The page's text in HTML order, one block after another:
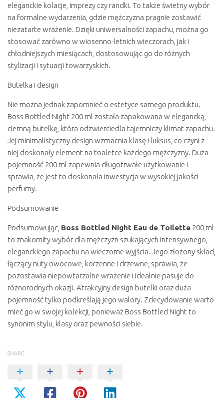
eleganckie kolacje, imprezy czy randki. To także świetny wybór
na formalne wydarzenia, gdzie mężczyzna pragnie zostawić
niezatarte wrażenie. Dzięki uniwersalności zapachu, można go
stosować zarówno w wiosenno-letnich wieczorach, jak i
chłodniejszych miesiącach, dostosowując go do różnych
stylizacji i sytuacji towarzyskich.
Butelka i design
Nie można jednak zapomnieć o estetyce samego produktu.
Boss Bottled Night 200 ml została zapakowana w elegancką,
ciemną butelkę, która odzwierciedla tajemniczy klimat zapachu.
Jej minimalistyczny design wzmacnia klasę i luksus, co czyni z
niej doskonały element na toaletce każdego mężczyzny. Duża
pojemność 200 ml zapewnia długotrwałe użytkowanie i
sprawia, że jest to doskonała inwestycja w wysokiej jakości
perfumy.
Podsumowanie
Podsumowując, Boss Bottled Night Eau de Toilette 200 ml
to znakomity wybór dla mężczyzn szukających intensywnego,
eleganckiego zapachu na wieczorne wyjścia. Jego złożony skład,
łączący nuty owocowe, korzenne i drzewne, sprawia, że
pozostawia niepowtarzalne wrażenie i idealnie pasuje do
różnorodnych okazji. Atrakcyjny design butelki oraz duża
pojemność tylko podkreślają jego walory. Zdecydowanie warto
mieć go w swojej kolekcji, ponieważ Boss Bottled Night to
synonim stylu, klasy oraz pewności siebie.
SHARE